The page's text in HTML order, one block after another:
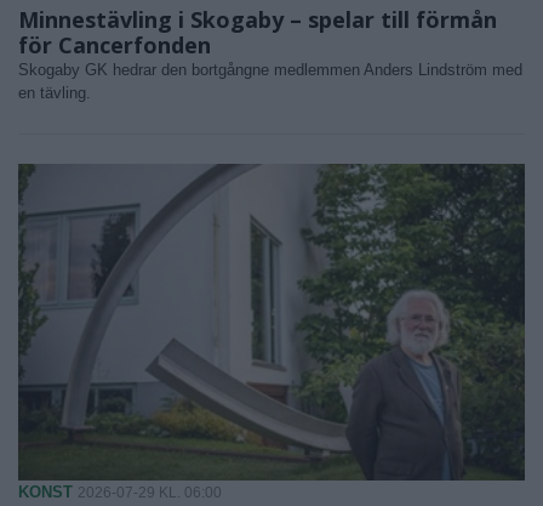
Minnestävling i Skogaby – spelar till förmån
för Cancerfonden
Skogaby GK hedrar den bortgångne medlemmen Anders Lindström med
en tävling.
KONST 2026-07-29 KL. 06:00